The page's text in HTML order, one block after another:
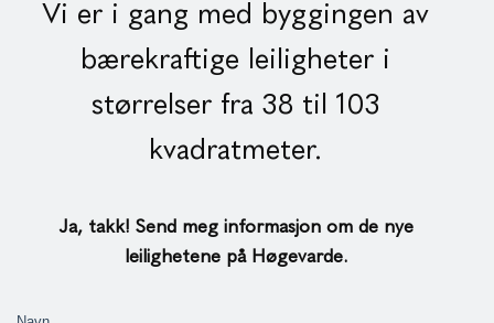
Vi er i gang med byggingen av
bærekraftige leiligheter i
størrelser fra 38 til 103
kvadratmeter.
Ja, takk! Send meg informasjon om de nye
leilighetene på Høgevarde.